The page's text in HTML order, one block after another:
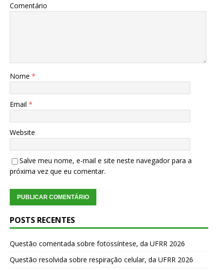
Comentário
Nome *
Email *
Website
Salve meu nome, e-mail e site neste navegador para a
próxima vez que eu comentar.
POSTS RECENTES
Questão comentada sobre fotossíntese, da UFRR 2026
Questão resolvida sobre respiração celular, da UFRR 2026